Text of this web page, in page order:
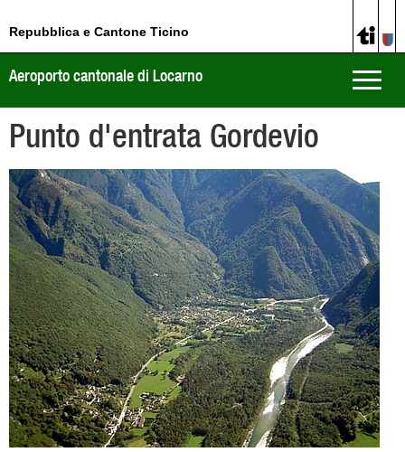
Repubblica e Cantone Ticino
Toggle
Aeroporto cantonale di Locarno
Punto d'entrata Gordevio